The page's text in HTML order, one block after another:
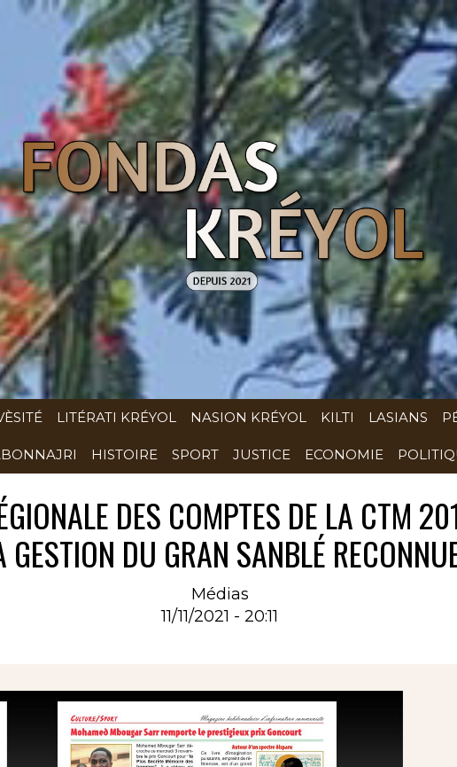
LITÉRATI KRÉYOL NASION KRÉYOL KILTI LASIANS
HISTOIRE SPORT JUSTICE ECONOMIE
DES COMPTES DE LA CTM
GESTION DU GRAN SANBLÉ
Médias
11/11/2021 - 20:11